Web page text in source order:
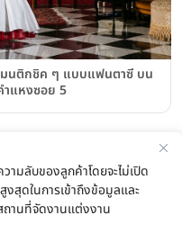
มลับของลูกค้าโดยจะไม่เปิด
สุดในการเข้าถึงข้อมูลและ
านที่จัดงานแต่งงาน
นติกชิค ๆ แบบแฟนตาซี บน
ำแหงซอย 5